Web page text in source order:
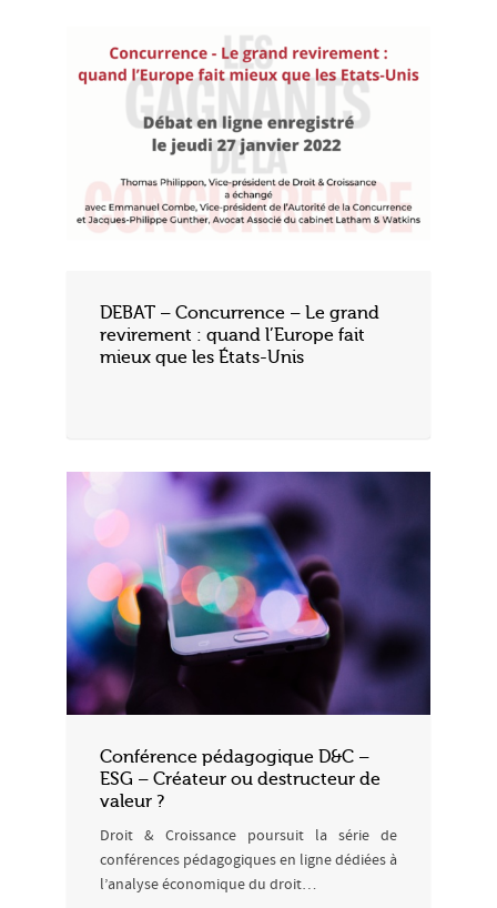
DEBAT – Concurrence – Le grand
revirement : quand l’Europe fait
mieux que les États-Unis
Conférence pédagogique D&C –
ESG – Créateur ou destructeur de
valeur ?
Droit & Croissance poursuit la série de
conférences pédagogiques en ligne dédiées à
l’analyse économique du droit…